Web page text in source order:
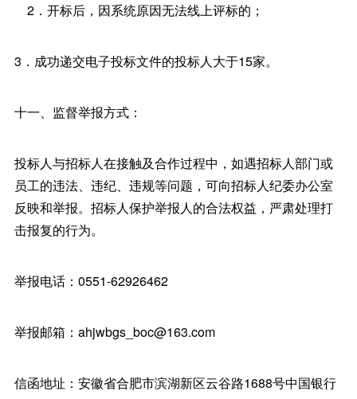
2．开标后，因系统原因无法线上评标的；
3．成功递交电子投标文件的投标人大于15家。
十一、监督举报方式：
投标人与招标人在接触及合作过程中，如遇招标人部门或
员工的违法、违纪、违规等问题，可向招标人纪委办公室
反映和举报。招标人保护举报人的合法权益，严肃处理打
击报复的行为。
举报电话：0551-62926462
举报邮箱：ahjwbgs_boc@163.com
信函地址：安徽省合肥市滨湖新区云谷路1688号中国银行